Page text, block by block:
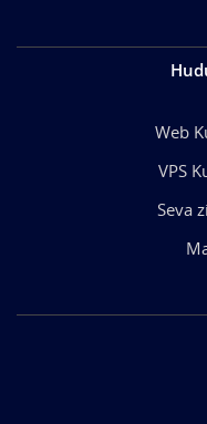
Web
VPS
Seva